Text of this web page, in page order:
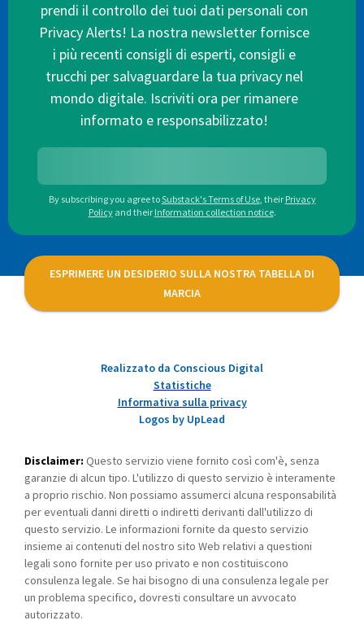
prendi il controllo dei tuoi dati personali con
Privacy Alerts! La nostra newsletter fornisce
i più recenti consigli di esperti, consigli e
trucchi per salvaguardare la tua privacy nel
mondo digitale. Iscriviti ora per rimanere
informato e responsabilizzato!
By subscribing you agree toSubstack's Terms of Use, their Privacy
Policy and their Information collection notice.
ESPRIMERE UN DESIDERIO SULLA NOSTRA TABELLA DI
MARCIA
Realizzato da Conscious Digital
Statistiche
Informativa sulla privacy
Logos by UpLead
Disclaimer: Questo servizio viene fornito così com'è, senza
garanzie di alcun tipo. L'utilizzo di questo servizio è interamente
a proprio rischio. Non possiamo assumerci alcuna responsabilità
per eventuali danni diretti o indiretti derivanti dall'utilizzo di
questo servizio. Le informazioni fornite da questo servizio
insieme ai contenuti del nostro sito Web relativi a questioni
legali sono fornite per uso privato e non costituiscono
consulenza legale. Se hai bisogno di una consulenza legale per
un problema specifico, dovresti consultare un avvocato
autorizzato.